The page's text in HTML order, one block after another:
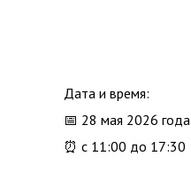
Дата и время:
📅 28 мая 2026 года
⏰ с 11:00 до 17:30